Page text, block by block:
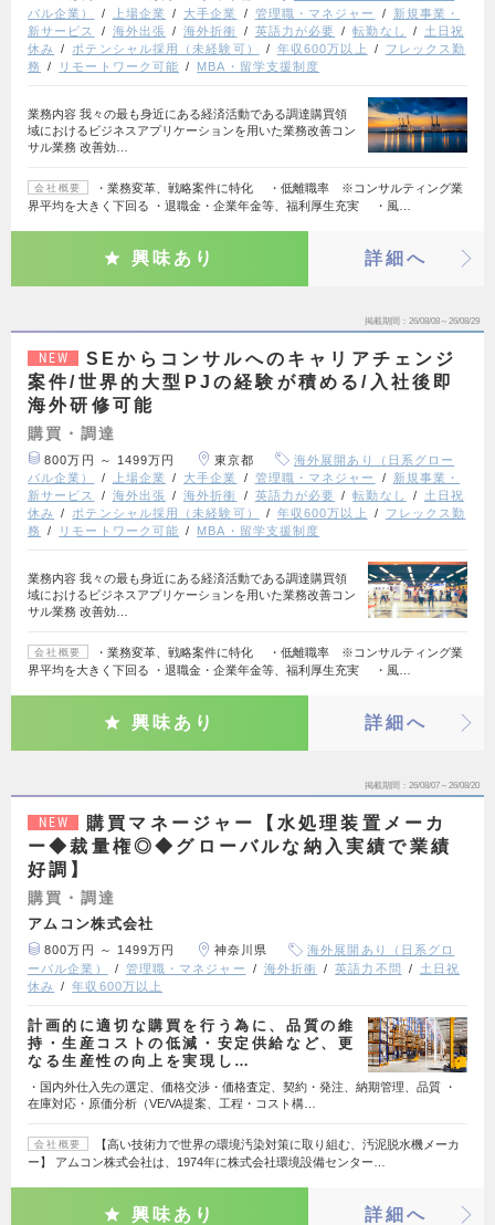
バル企業）
上場企業 大手企業 管理職・マネジャー
新規事業・
新サービス
海外出張 海外折衝 英語力が必要 転勤なし
土日祝
休み
ポテンシャル採用（未経験可） 年収600万以上
フレックス勤
務
リモートワーク可能 MBA・留学支援制度
業務内容 我々の最も身近にある経済活動である調達購買領
域におけるビジネスアプリケーションを用いた業務改善コン
サル業務 改善効…
会社概要
・業務変革、戦略案件に特化 ・低離職率 ※コンサルティング業
界平均を大きく下回る ・退職金・企業年金等、福利厚生充実 ・風…
興味あり 詳細へ
掲載期間 26/08/08～26/08/29
NEW
SEからコンサルへのキャリアチェンジ
案件/世界的大型PJの経験が積める/入社後即
海外研修可能
購買・調達
800万円 ～ 1499万円 東京都
海外展開あり（日系グロー
バル企業）
上場企業 大手企業 管理職・マネジャー
新規事業・
新サービス
海外出張 海外折衝 英語力が必要 転勤なし
土日祝
休み
ポテンシャル採用（未経験可） 年収600万以上
フレックス勤
務
リモートワーク可能 MBA・留学支援制度
業務内容 我々の最も身近にある経済活動である調達購買領
域におけるビジネスアプリケーションを用いた業務改善コン
サル業務 改善効…
会社概要
・業務変革、戦略案件に特化 ・低離職率 ※コンサルティング業
界平均を大きく下回る ・退職金・企業年金等、福利厚生充実 ・風…
興味あり 詳細へ
掲載期間 26/08/07～26/08/20
NEW
購買マネージャー【水処理装置メーカ
ー◆裁量権◎◆グローバルな納入実績で業績
好調】
購買・調達
アムコン株式会社
800万円 ～ 1499万円 神奈川県
海外展開あり（日系グロ
ーバル企業）
管理職・マネジャー 海外折衝 英語力不問
土日祝
休み
年収600万以上
計画的に適切な購買を行う為に、品質の維
持・生産コストの低減・安定供給など、更
なる生産性の向上を実現し…
・国内外仕入先の選定、価格交渉・価格査定、契約・発注、納期管理、品質 ・
在庫対応・原価分析（VE/VA提案、工程・コスト構…
会社概要
【高い技術力で世界の環境汚染対策に取り組む、汚泥脱水機メーカ
ー】 アムコン株式会社は、1974年に株式会社環境設備センター…
興味あり 詳細へ